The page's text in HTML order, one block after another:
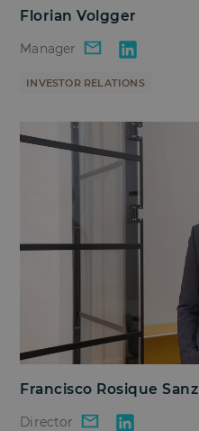
Florian Volgger
Manager
INVESTOR RELATIONS
Francisco Rosique Sanz
Director